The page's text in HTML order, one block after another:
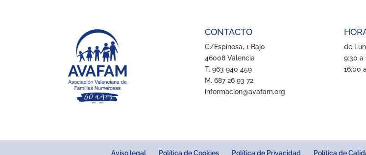
CONTACTO
C/Espinosa, 1 Bajo
46008 Valencia
T. 963 940 459
M. 687 26 93 72
informacion@avafam.org
de
9:30 a
16:00
Aviso legal Política de Cookies Política de Privacidad Política de